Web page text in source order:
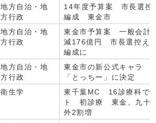
地方自治・地
方行政
14年度予算案 市長選控
編成 東金市
地方自治・地
方行政
東金市予算案 一般会計
減176億円 市長選控え
編成に
地方自治・地
方行政
東金市の新公式キャラ
「とっちー」に決定
衛生学
東千葉MC 16診療科で
ト 初診療 東金、九十
外2割増